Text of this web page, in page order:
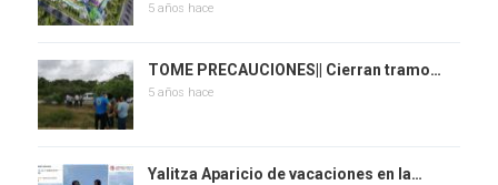
5 años hace
TOME PRECAUCIONES|| Cierran tramo…
5 años hace
Yalitza Aparicio de vacaciones en la…